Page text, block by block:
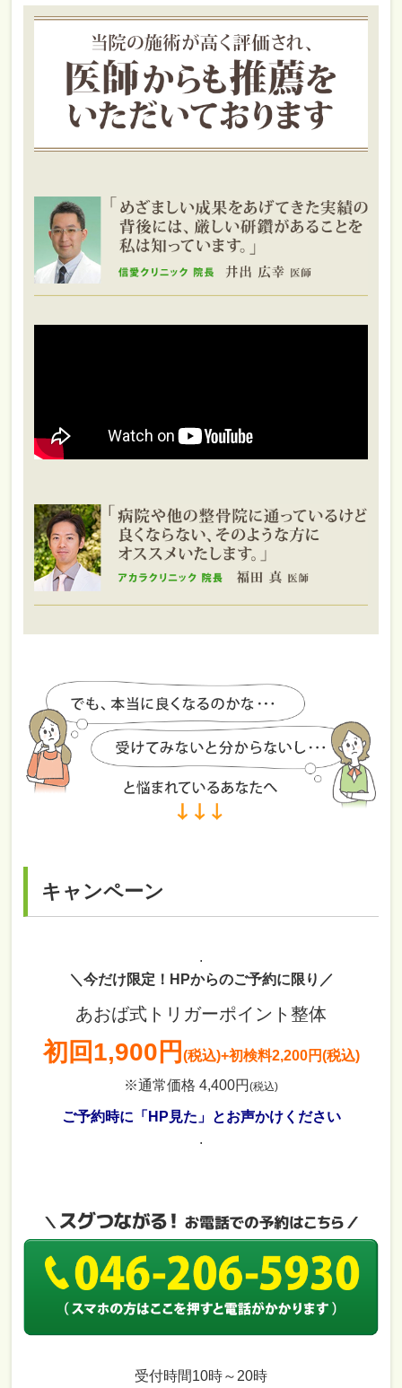
キャンペーン
.
＼今だけ限定！HPからのご予約に限り／
あおば式トリガーポイント整体
初回1,900円 (税込)+初検料2,200円(税込)
※通常価格 4,400円 (税込)
ご予約時に「HP見た」とお声かけください
.
受付時間10時～20時